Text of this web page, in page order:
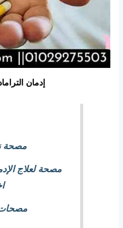
إدمان
مصحة
مصحة لعلاج
مصحات